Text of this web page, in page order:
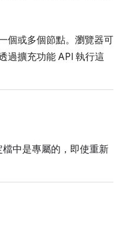
個或多個節點。瀏覽器可
過擴充功能 API 執行這
中是專屬的，即使重新